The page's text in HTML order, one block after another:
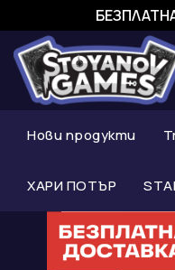
Нови продукти
ХАРИ ПОТЪР